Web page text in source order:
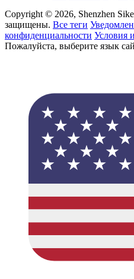
Copyright © 2026, Shenzhen
защищены. Все теги
конфиденциальности Условия
Пожалуйста, выберите язык